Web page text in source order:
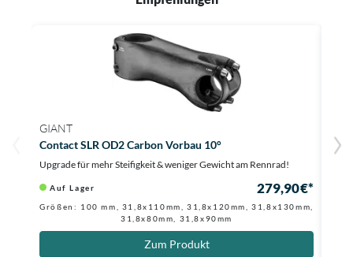
GIANT
Contact SLR OD2 Carbon Vorbau 10°
Upgrade für mehr Steifigkeit & weniger Gewicht am Rennrad!
Auf Lager 279,90 €*
Größen: 100 mm, 31,8x110mm, 31,8x120mm, 31,8x130mm,
31,8x80mm, 31,8x90mm
Zum Produkt